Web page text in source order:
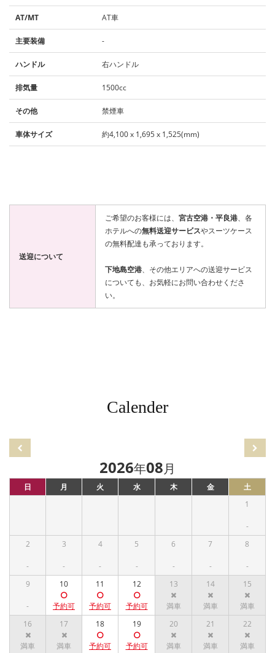
AT/MT AT車
主要装備 -
ハンドル 右ハンドル
排気量 1500cc
その他 禁煙車
車体サイズ 約4,100 x 1,695 x 1,525(mm)
送迎について
ご希望のお客様には、 宮古空港・平良港、各
ホテルへの無料送迎サービスやスーツケース
の無料配達も承っております。
下地島空港、その他エリアへの送迎サービス
についても、お気軽にお問い合わせくださ
い。
Calender
2026年08月
日 月 火 水 木 金
土
1
2 3 4 5 6 7 8
9 10 11 12 13 14 15
16 17 18 19 20 21 22